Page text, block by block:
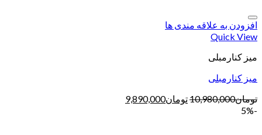
افزودن به علاقه مندی ها
Quick View
میز کنارمبلی
میز کنارمبلی
تومان10,980,000تومان9,890,000
-5%